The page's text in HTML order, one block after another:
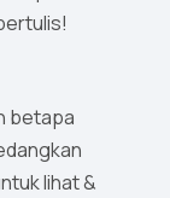
betapa
lihat &